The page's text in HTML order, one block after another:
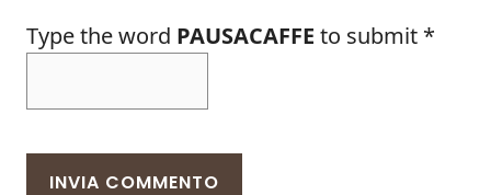
Type the word PAUSACAFFE to submit *